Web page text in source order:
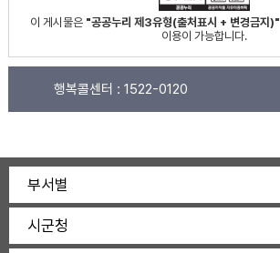
이 게시물은 "공공누리 제3유형(출처표시 + 변경금지)"
이용이 가능합니다.
행복콜센터 : 1522-0120
부서별
시군청